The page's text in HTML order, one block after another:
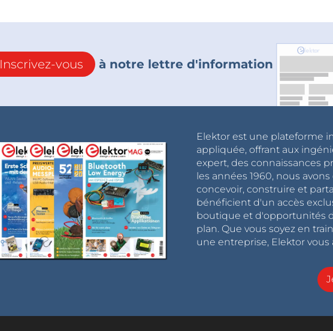
Inscrivez-vous à notre lettre d'information
Elektor est une plateforme
appliquée, offrant aux
expert, des connaissances
les années 1960, nous
concevoir, construire et
bénéficient d'un accès
boutique et d'opportunités
plan. Que vous soyez en
une entreprise, Elektor vous